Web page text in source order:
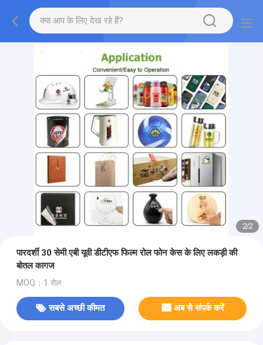
2/2
पारदर्शी 30 सेमी एबी यूवी डीटीएफ फिल्म रोल फोन केस के लिए लकड़ी की
बोतल कागज
MOQ：1 रोल
सबसे अच्छी कीमत अब से संपर्क करें